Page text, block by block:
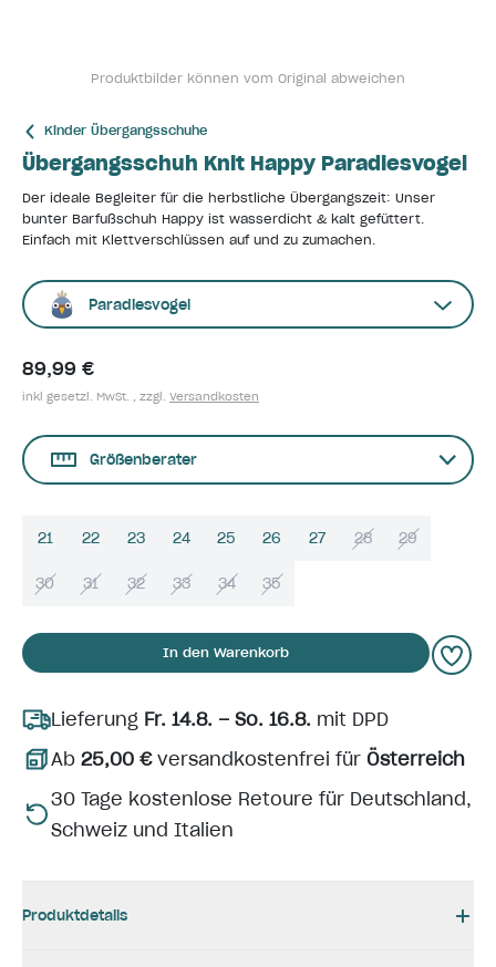
Produktbilder können vom Original abweichen
Kinder Übergangsschuhe
Übergangsschuh Knit Happy Paradiesvogel
Der ideale Begleiter für die herbstliche Übergangszeit: Unser
bunter Barfußschuh Happy ist wasserdicht & kalt gefüttert.
Einfach mit Klettverschlüssen auf und zu zumachen.
Paradiesvogel
89,99 €
inkl gesetzl. MwSt. , zzgl. Versandkosten
Größenberater
21 22 23 24 25 26 27 28 29
30 31 32 33 34 35
In den Warenkorb
Lieferung Fr. 14.8. – So. 16.8. mit DPD
Ab 25,00 €versandkostenfrei für Österreich
30 Tage kostenlose Retoure für Deutschland,
Schweiz und Italien
Produktdetails